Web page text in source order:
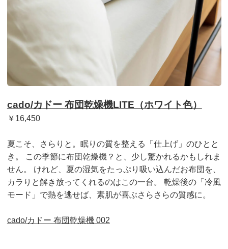
cado/カドー 布団乾燥機LITE（ホワイト色）
￥16,450
夏こそ、さらりと。眠りの質を整える「仕上げ」のひとと
き。 この季節に布団乾燥機？と、少し驚かれるかもしれま
せん。 けれど、夏の湿気をたっぷり吸い込んだお布団を、
カラりと解き放ってくれるのはこの一台。 乾燥後の「冷風
モード」で熱を逃せば、素肌が喜ぶさらさらの質感に。
cado/カドー 布団乾燥機 002